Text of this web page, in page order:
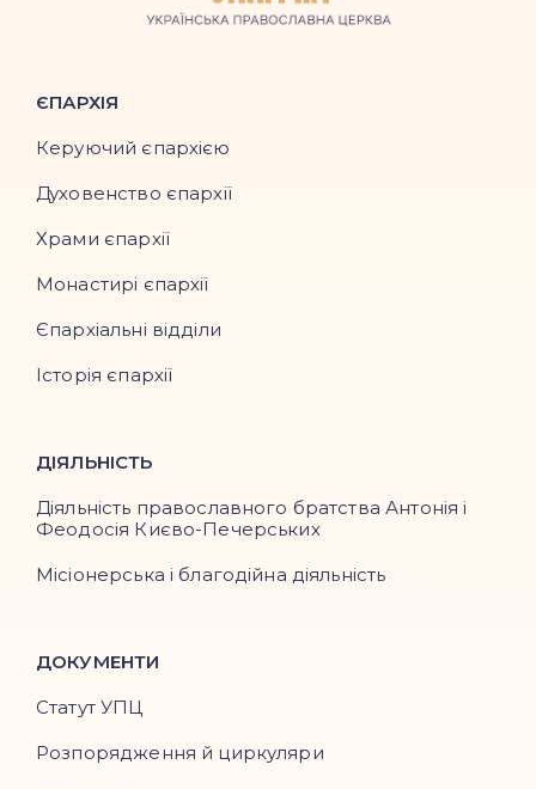
ЄПАРХІЯ
Керуючий єпархією
Духовенство єпархії
Храми єпархії
Монастирі єпархії
Єпархіальні відділи
Історія єпархії
ДІЯЛЬНІСТЬ
Діяльність православного братства Антонія і
Феодосія Києво-Печерських
Місіонерська і благодійна діяльність
ДОКУМЕНТИ
Статут УПЦ
Розпорядження й циркуляри